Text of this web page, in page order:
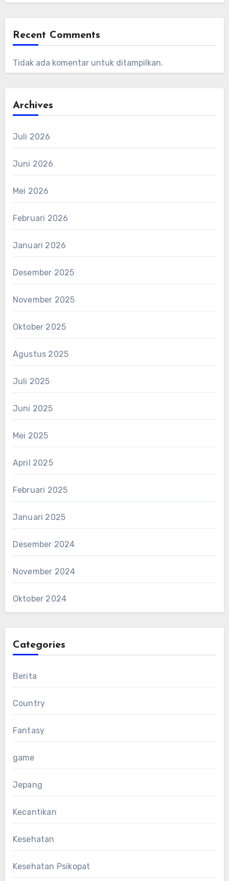
Recent Comments
Tidak ada komentar untuk ditampilkan.
Archives
Juli 2026
Juni 2026
Mei 2026
Februari 2026
Januari 2026
Desember 2025
November 2025
Oktober 2025
Agustus 2025
Juli 2025
Juni 2025
Mei 2025
April 2025
Februari 2025
Januari 2025
Desember 2024
November 2024
Oktober 2024
Categories
Berita
Country
Fantasy
game
Jepang
Kecantikan
Kesehatan
Kesehatan Psikopat